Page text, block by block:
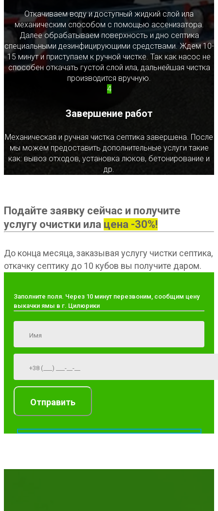
Откачиваем воду и доступный жидкий слой ила
механическим способом с помощью ассенизатора.
Далее обрабатываем поверхность и дно септика
специальными дезинфицирующими средствами. Ждем 10-
15 минут и приступаем к ручной чистке. Так как насос не
способен откачать густой слой ила, дальнейшая чистка
производится вручную.
4
Завершение работ
Механическая и ручная чистка септика завершена. После
мы можем предоставить дополнительные услуги такие
как: вывоз отходов, установка люков, бетонирование и
др.
Подайте заявку сейчас и получите
услугу очистки ила цена -30%!
До конца месяца, заказывая услугу чистки септика,
откачку септику до 10 кубов вы получите даром.
Заполните поля. Через 10 минут перезвоним, сообщим цену
выкачки ямы в г. Цилюрики